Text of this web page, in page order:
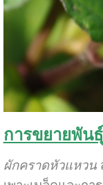
การขยายพัน
ผักคราดหัวแหวน